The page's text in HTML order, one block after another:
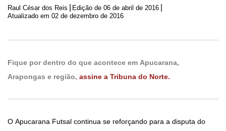
Raul César dos Reis Edição de 06 de abril de 2016
Atualizado em 02 de dezembro de 2016
Fique por dentro do que acontece em Apucarana,
Arapongas e região, assine a Tribuna do Norte.
O Apucarana Futsal continua se reforçando para a disputa do